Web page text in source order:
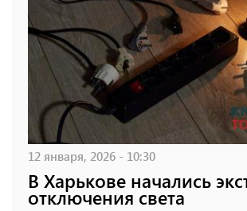
12 января, 2026 - 10:30
В Харькове начались
отключения света